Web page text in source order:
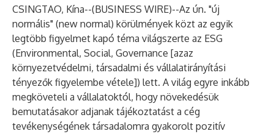
CSINGTAO, Kína--(BUSINESS WIRE)--Az ún. "új
normális" (new normal) körülmények közt az egyik
legtöbb figyelmet kapó téma világszerte az ESG
(Environmental, Social, Governance [azaz
környezetvédelmi, társadalmi és vállalatirányítási
tényezők figyelembe vétele]) lett. A világ egyre inkább
megköveteli a vállalatoktól, hogy növekedésük
bemutatásakor adjanak tájékoztatást a cég
tevékenységének társadalomra gyakorolt pozitív